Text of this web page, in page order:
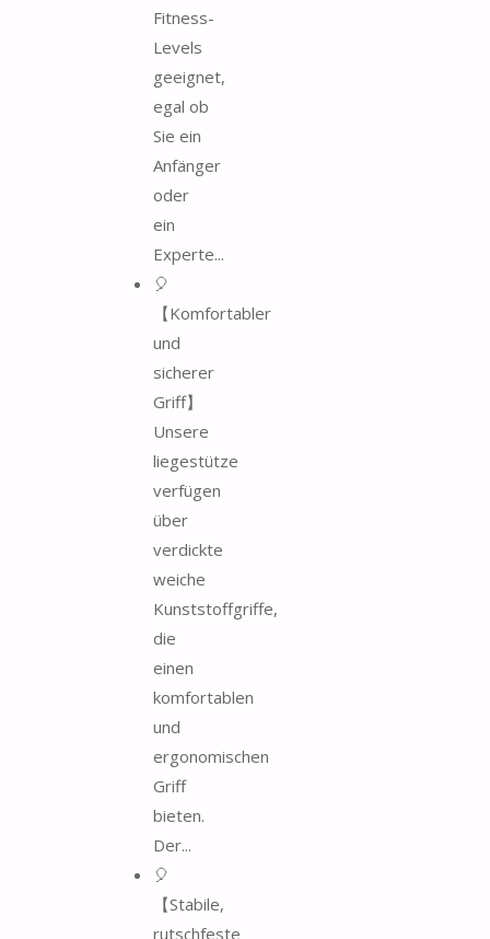
Fitness-
Levels
geeignet,
egal ob
Sie ein
Anfänger
oder
ein
Experte...
🎈
【Komfortabler
und
sicherer
Griff】
Unsere
liegestütze
verfügen
über
verdickte
weiche
Kunststoffgriffe,
die
einen
komfortablen
und
ergonomischen
Griff
bieten.
Der...
🎈
【Stabile,
rutschfeste